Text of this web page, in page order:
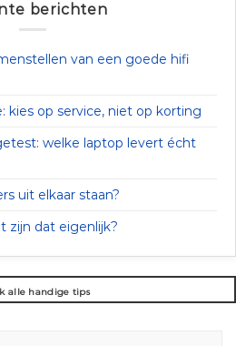
berichten
van een goede hifi
kies op service, niet op korting
welke laptop levert écht
uit elkaar staan?
zijn dat eigenlijk?
alle handige tips